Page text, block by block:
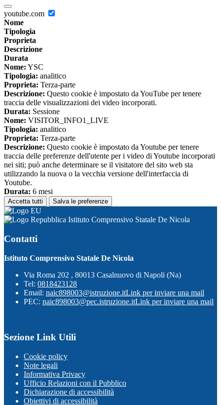
youtube.com
Nome
Tipologia
Proprieta
Descrizione
Durata
Nome: YSC
Tipologia: analitico
Proprieta: Terza-parte
Descrizione: Questo cookie è impostato da YouTube per tenere
traccia delle visualizzazioni dei video incorporati.
Durata: Sessione
Nome: VISITOR_INFO1_LIVE
Tipologia: analitico
Proprieta: Terza-parte
Descrizione: Questo cookie è impostato da Youtube per tenere
traccia delle preferenze dell'utente per i video di Youtube incorporati
nei siti; può anche determinare se il visitatore del sito web sta
utilizzando la nuova o la vecchia versione dell'interfaccia di
Youtube.
Durata: 6 mesi
Accetta tutti Salva le preferenze
Istituto Comprensivo Statale De Nicola
Contatti
Istituto Comprensivo Statale De Nicola
Via Roma 202 , 80013 Casalnuovo di Napoli (Na)
Tel: 0818423128
Email: naic898003@istruzione.itLink per inviare una mail
PEC: naic898003@pec.istruzione.itLink per inviare una mail
Sezione Link Utili
Cookie policy
Note legali
Informativa Privacy
Ufficio Relazioni con il Pubblico
Dichiarazione di accessibilità
Obiettivi di accessibilità